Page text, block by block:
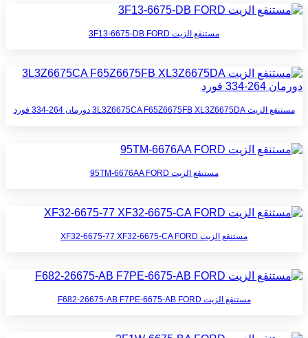
مستنقع الزيت 3F13-6675-DB FORD
مستنقع الزيت 3L3Z6675CA F65Z6675FB XL3Z6675DA دورمان 264-334 فورد
مستنقع الزيت 95TM-6676AA FORD
مستنقع الزيت XF32-6675-77 XF32-6675-CA FORD
مستنقع الزيت F682-26675-AB F7PE-6675-AB FORD